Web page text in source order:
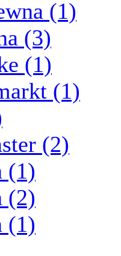
(1)
(3)
(1)
(1)
(2)
(1)
(2)
(1)